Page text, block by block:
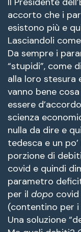
accorto che i
esistono più e
Lasciandoli
Da sempre i
“stupidi”, come
alla loro stesura
vanno bene
essere
scienza
nulla da dire e
tedesca e un
porzione di
covid e quindi
parametro
per il dopo
(contentino per i
Una soluzione